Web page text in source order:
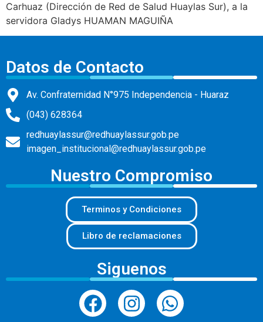
Carhuaz (Dirección de Red de Salud Huaylas Sur), a la
servidora Gladys HUAMAN MAGUIÑA
Datos de Contacto
Av. Confraternidad N°975 Independencia - Huaraz
(043) 628364
redhuaylassur@redhuaylassur.gob.pe
imagen_institucional@redhuaylassur.gob.pe
Nuestro Compromiso
Terminos y Condiciones
Libro de reclamaciones
Siguenos